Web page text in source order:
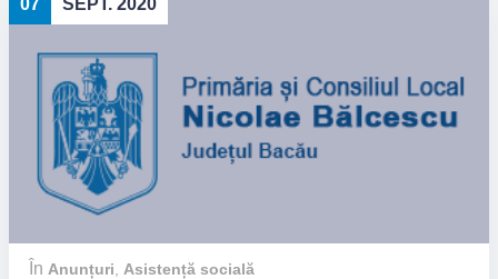
07 SEPT. 2020
În Anunțuri Asistență socială